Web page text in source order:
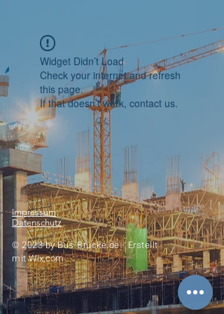
Widget Didn’t Load
Check your internet and refresh
this page.
If that doesn’t work, contact us.
Impressum
Datenschutz
© 2023 byBus-Brücke.de -Erstellt
mitWix.com